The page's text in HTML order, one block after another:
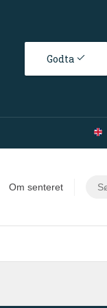
Godta
Om senteret
Søk